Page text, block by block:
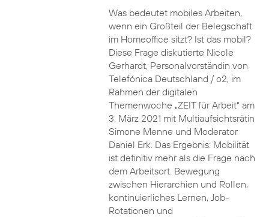
Was bedeutet mobiles Arbeiten,
wenn ein Großteil der Belegschaft
im Homeoffice sitzt? Ist das mobil?
Diese Frage diskutierte Nicole
Gerhardt, Personalvorständin von
Telefónica Deutschland / o2, im
Rahmen der digitalen
Themenwoche „ZEIT für Arbeit“ am
3. März 2021 mit Multiaufsichtsrätin
Simone Menne und Moderator
Daniel Erk. Das Ergebnis: Mobilität
ist definitiv mehr als die Frage nach
dem Arbeitsort. Bewegung
zwischen Hierarchien und Rollen,
kontinuierliches Lernen, Job-
Rotationen und